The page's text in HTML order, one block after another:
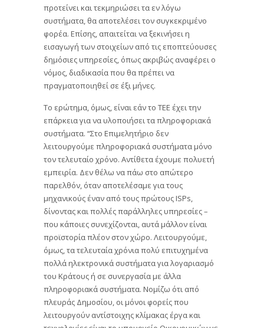
προτείνει και τεκμηριώσει τα εν λόγω
συστήματα, θα αποτελέσει τον συγκεκριμένο
φορέα. Επίσης, απαιτείται να ξεκινήσει η
εισαγωγή των στοιχείων από τις εποπτεύουσες
δημόσιες υπηρεσίες, όπως ακριβώς αναφέρει ο
νόμος, διαδικασία που θα πρέπει να
πραγματοποιηθεί σε έξι μήνες.
Το ερώτημα, όμως, είναι εάν το ΤΕΕ έχει την
επάρκεια για να υλοποιήσει τα πληροφοριακά
συστήματα. “Στο Επιμελητήριο δεν
λειτουργούμε πληροφοριακά συστήματα μόνο
τον τελευταίο χρόνο. Αντίθετα έχουμε πολυετή
εμπειρία. Δεν θέλω να πάω στο απώτερο
παρελθόν, όταν αποτελέσαμε για τους
μηχανικούς έναν από τους πρώτους ISPs,
δίνοντας και πολλές παράλληλες υπηρεσίες –
που κάποιες συνεχίζονται, αυτά μάλλον είναι
προϊστορία πλέον στον χώρο. Λειτουργούμε,
όμως, τα τελευταία χρόνια πολύ επιτυχημένα
πολλά ηλεκτρονικά συστήματα για λογαριασμό
του Κράτους ή σε συνεργασία με άλλα
πληροφοριακά συστήματα. Νομίζω ότι από
πλευράς Δημοσίου, οι μόνοι φορείς που
λειτουργούν αντίστοιχης κλίμακας έργα και